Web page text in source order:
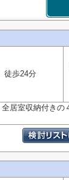
徒歩24分
居室収納付きの